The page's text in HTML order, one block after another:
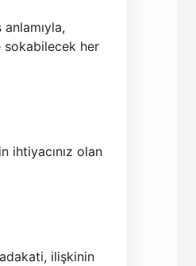
sokabilecek her
ihtiyacınız olan
ilişkinin